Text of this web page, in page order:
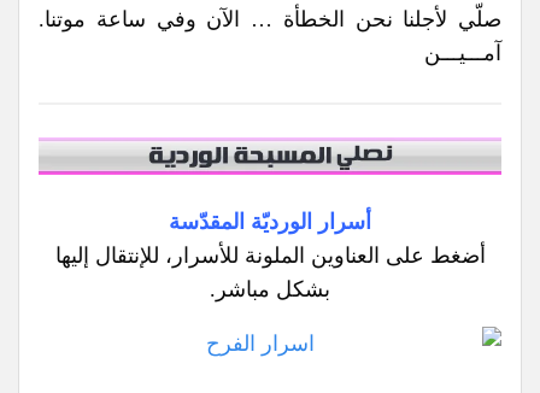
صلّي لأجلنا نحن الخطأة … الآن وفي ساعة موتنا.
آمـــيـــن
أسرار الورديّة المقدّسة
أضغط على العناوين الملونة للأسرار، للإنتقال إليها
بشكل مباشر.